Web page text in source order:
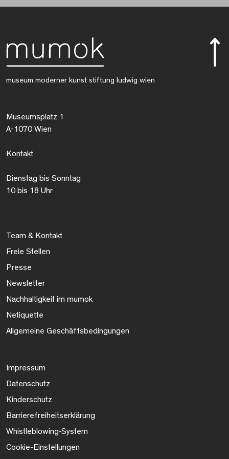
museum moderner kunst stiftung ludwig wien
Museumsplatz 1
A-1070 Wien
Kontakt
Dienstag bis Sonntag
10 bis 18 Uhr
Team & Kontakt
Freie Stellen
Presse
Newsletter
Nachhaltigkeit im mumok
Netiquette
Allgemeine Geschäftsbedingungen
Impressum
Datenschutz
Kinderschutz
Barrierefreiheitserklärung
Whistleblowing-System
Cookie-Einstellungen